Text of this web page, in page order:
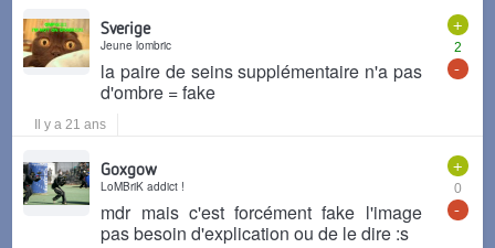
+
2
-
Sverige
Jeune lombric
la paire de seins supplémentaire n'a pas
d'ombre = fake
Il y a 21 ans
+
0
-
Goxgow
LoMBriK addict !
mdr mais c'est forcément fake l'image
pas besoin d'explication ou de le dire :s